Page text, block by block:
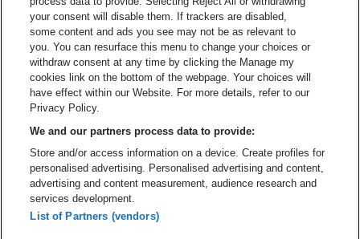
Ga naar de website van Het
Ga naar de
Ga naar de website van Holiday
Ga naar de
Trixxo Arena is een deel vanbe•at
Trixxo Arena
Be-At Venues
Schijnpoortweg 119, 2170 Antwerpen
BTW (BE) 0461.051.688 - RPR Antwerpen
BNP Paribas Fortis - IBAN: BE93 2200 4925 0067 - BIC:
GEBABEBB
your consent will disable them. If trackers are disabled,
some content and ads you see may not be as relevant to
you. You can resurface this menu to change your choices or
withdraw consent at any time by clicking the Manage my
cookies link on the bottom of the webpage. Your choices will
have effect within our Website. For more details, refer to our
Privacy Policy.
We and our partners process data to provide:
Store and/or access information on a device. Create profiles for
personalised advertising. Personalised advertising and content,
advertising and content measurement, audience research and
services development.
List of Partners (vendors)